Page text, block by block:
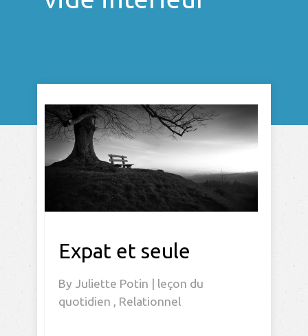
Expat et seule
By Juliette Potin
leçon du
quotidien , Relationnel